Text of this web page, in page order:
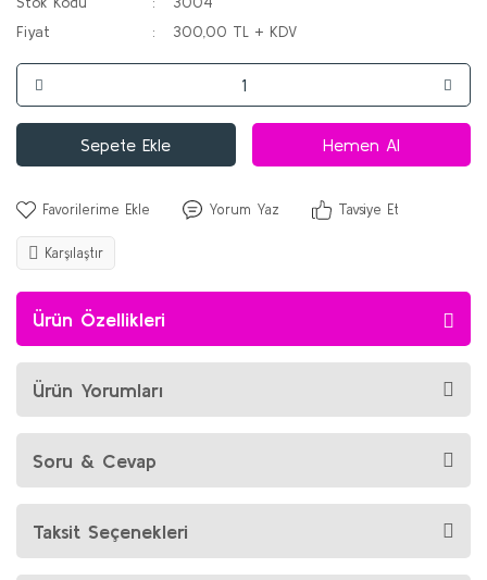
Fiyat
300,00 TL + KDV
Sepete Ekle Hemen Al
Yorum Yaz Tavsiye Et
Karşılaştır
Ürün Özellikleri
Ürün Yorumları
Soru & Cevap
Taksit Seçenekleri